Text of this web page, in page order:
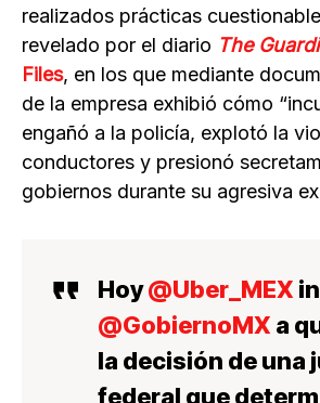
realizados prácticas
revelado por el diario The
Files, en los que mediante
de la empresa exhibió cómo
engañó a la policía, explotó la
conductores y presionó
gobiernos durante su agresiva
Hoy@Uber_MEX
@GobiernoMX a
la decisión de una
federal que